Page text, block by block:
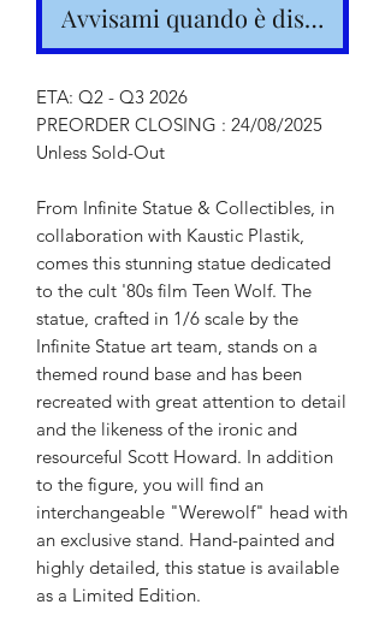
Avvisami quando è disponibile
ETA: Q2 - Q3 2026
PREORDER CLOSING : 24/08/2025
Unless Sold-Out
From Infinite Statue & Collectibles, in
collaboration with Kaustic Plastik,
comes this stunning statue dedicated
to the cult '80s film Teen Wolf. The
statue, crafted in 1/6 scale by the
Infinite Statue art team, stands on a
themed round base and has been
recreated with great attention to detail
and the likeness of the ironic and
resourceful Scott Howard. In addition
to the figure, you will find an
interchangeable "Werewolf" head with
an exclusive stand. Hand-painted and
highly detailed, this statue is available
as a Limited Edition.